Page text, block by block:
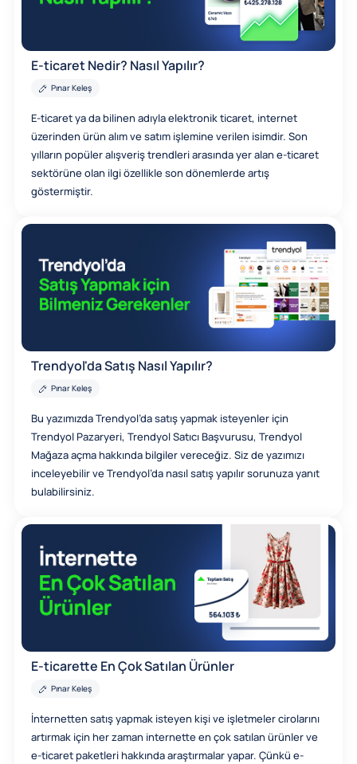
E-ticaret Nedir? Nasıl Yapılır?
Pınar Keleş
E-ticaret ya da bilinen adıyla elektronik ticaret, internet
üzerinden ürün alım ve satım işlemine verilen isimdir. Son
yılların popüler alışveriş trendleri arasında yer alan e-ticaret
sektörüne olan ilgi özellikle son dönemlerde artış
göstermiştir.
Trendyol'da Satış Nasıl Yapılır?
Pınar Keleş
Bu yazımızda Trendyol’da satış yapmak isteyenler için
Trendyol Pazaryeri, Trendyol Satıcı Başvurusu, Trendyol
Mağaza açma hakkında bilgiler vereceğiz. Siz de yazımızı
inceleyebilir ve Trendyol’da nasıl satış yapılır sorunuza yanıt
bulabilirsiniz.
E-ticarette En Çok Satılan Ürünler
Pınar Keleş
İnternetten satış yapmak isteyen kişi ve işletmeler cirolarını
artırmak için her zaman internette en çok satılan ürünler ve
e-ticaret paketleri hakkında araştırmalar yapar. Çünkü e-